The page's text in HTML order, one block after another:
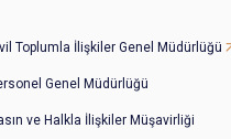
Toplumla İlişkiler Genel Müdürlüğü
Genel Müdürlüğü
ve Halkla İlişkiler Müşavirliği